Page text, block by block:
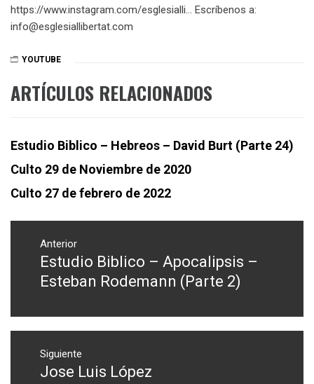
https://www.instagram.com/esglesialli…​ Escríbenos a:
info@esglesiallibertat.com
YOUTUBE
ARTÍCULOS RELACIONADOS
Estudio Biblico – Hebreos – David Burt (Parte 24)
Culto 29 de Noviembre de 2020
Culto 27 de febrero de 2022
Navegación
entradas
Anterior
Entrada
anterior:
Estudio Biblico – Apocalipsis –
Esteban Rodemann (Parte 2)
Siguiente
Entrada
Jose Luis López